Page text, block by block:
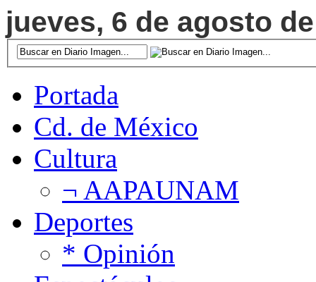
jueves, 6 de agosto
Portada
Cd. de México
Cultura
¬ AAPAUNAM
Deportes
* Opinión